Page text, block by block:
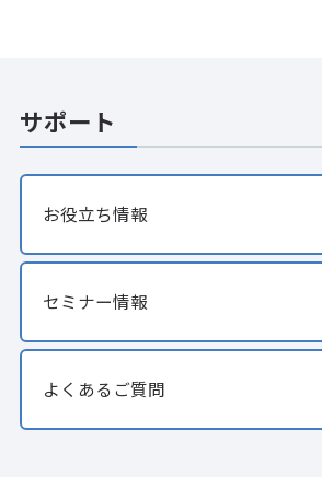
サポート
お役立ち情報
セミナー情報
よくあるご質問